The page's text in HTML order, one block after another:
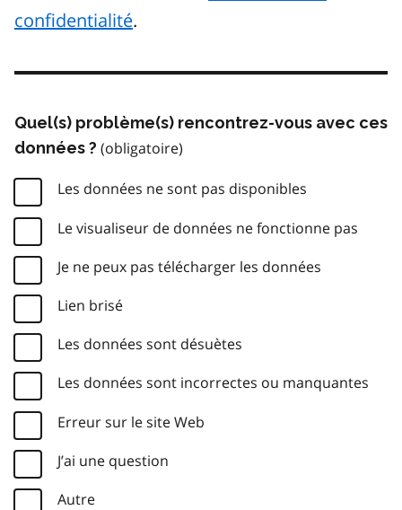
confidentialité.
Quel(s) problème(s) rencontrez-vous avec ces
données ?
Les données ne sont pas disponibles
Le visualiseur de données ne fonctionne pas
Je ne peux pas télécharger les données
Lien brisé
Les données sont désuètes
Les données sont incorrectes ou manquantes
Erreur sur le site Web
J’ai une question
Autre